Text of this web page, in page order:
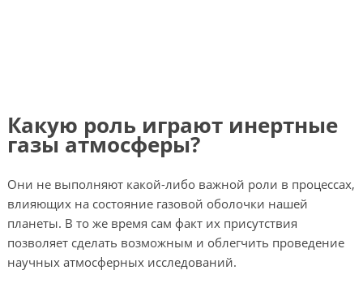
Какую роль играют инертные
газы атмосферы?
Они не выполняют какой-либо важной роли в процессах,
влияющих на состояние газовой оболочки нашей
планеты. В то же время сам факт их присутствия
позволяет сделать возможным и облегчить проведение
научных атмосферных исследований.